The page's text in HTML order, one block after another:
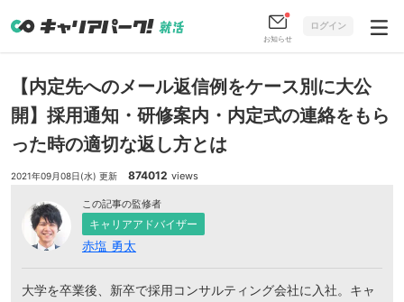
お知らせ
ログイン
【内定先へのメール返信例をケース別に大公
開】採用通知・研修案内・内定式の連絡をもら
った時の適切な返し方とは
2021年09月08日(水) 更新 874012 views
この記事の監修者
キャリアアドバイザー
赤塩 勇太
大学を卒業後、新卒で採用コンサルティング会社に入社。キャ